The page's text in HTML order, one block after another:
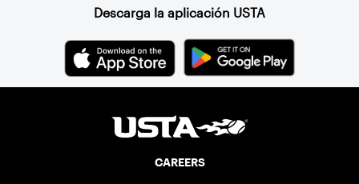
Descarga la aplicación USTA
CAREERS